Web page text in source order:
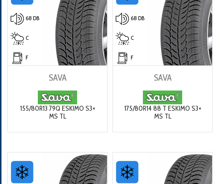
68 DB
C
F
SAVA
155/80R13 79Q ESKIMO S3+
MS TL
68 DB
C
F
SAVA
175/80R14 88 T ESKIMO S3+
MS TL